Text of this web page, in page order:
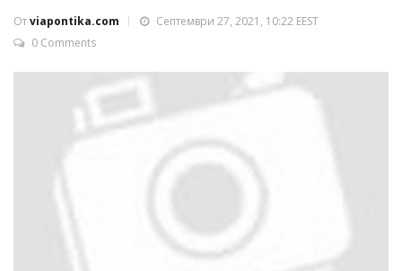
Отviapontika.com
Септември 27, 2021, 10:22 EEST
0 Comments